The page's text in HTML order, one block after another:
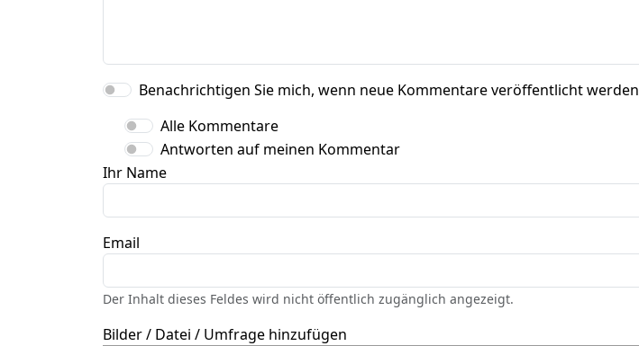
Benachrichtigen Sie mich, wenn neue Kommentare veröffentlicht werden
Alle Kommentare
Antworten auf meinen Kommentar
Ihr Name
Email
Der Inhalt dieses Feldes wird nicht öffentlich zugänglich angezeigt.
Bilder / Datei / Umfrage hinzufügen